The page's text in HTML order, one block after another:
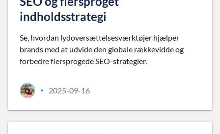
indholdsstrategi
Se, hvordan lydoversættelsesværktøjer hjælper
brands med at udvide den globale rækkevidde og
forbedre flersprogede SEO-strategier.
• 2025-09-16